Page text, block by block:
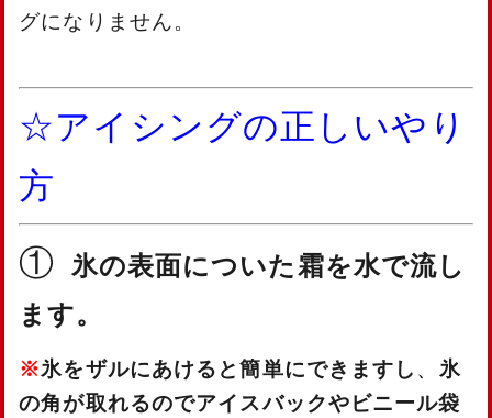
グになりません。
☆アイシングの正しいやり
方
①
氷の表面についた霜を水で流し
ます。
※氷をザルにあけると簡単にできますし 、 氷
の角が取れるのでアイスバックやビニール袋